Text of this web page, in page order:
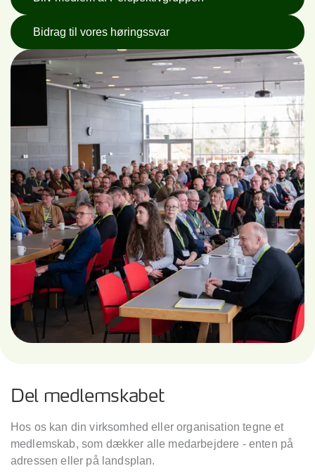
Bidrag til vores høringssvar
Del medlemskabet
Hos os kan din virksomhed eller organisation tegne et
medlemskab, som dækker alle medarbejdere - enten på
adressen eller på landsplan.